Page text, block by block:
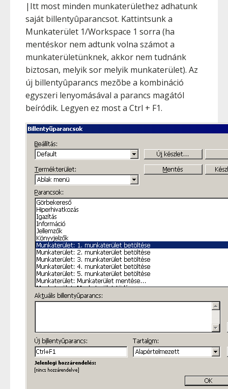
|Itt most minden munkaterülethez adhatunk
saját billentyûparancsot. Kattintsunk a
Munkaterület 1/Workspace 1 sorra (ha
mentéskor nem adtunk volna számot a
munkaterületünknek, akkor nem tudnánk
biztosan, melyik sor melyik munkaterület). Az
új billentyûparancs mezõbe a kombináció
egyszeri lenyomásával a parancs magától
beíródik. Legyen ez most a Ctrl + F1.